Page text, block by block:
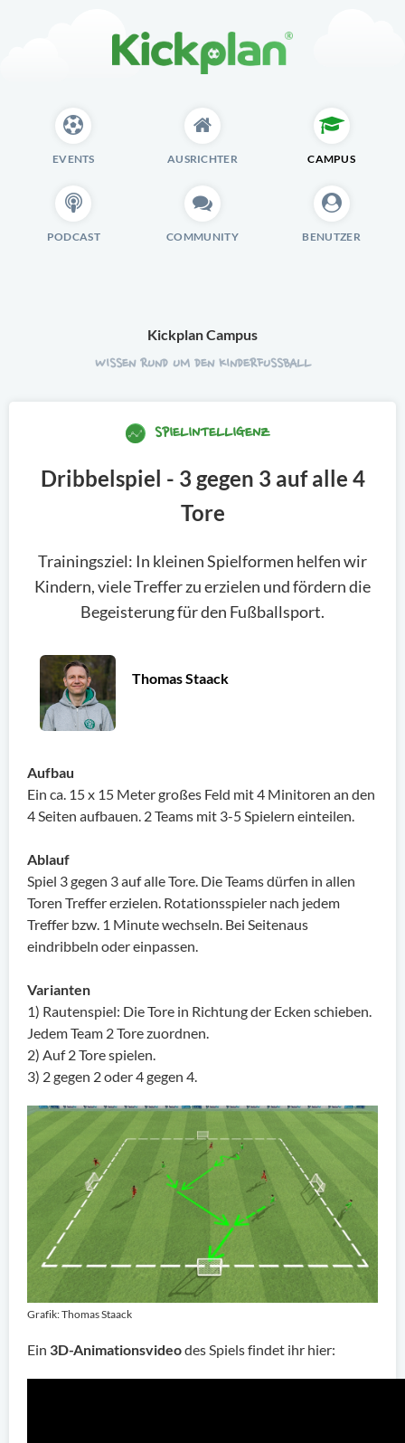
EVENTS AUSRICHTER CAMPUS
PODCAST COMMUNITY BENUTZER
Kickplan Campus
WISSEN RUND UM DEN KINDERFUSSBALL
SPIELINTELLIGENZ
Dribbelspiel - 3 gegen 3 auf alle 4
Tore
Trainingsziel: In kleinen Spielformen helfen wir
Kindern, viele Treffer zu erzielen und fördern die
Begeisterung für den Fußballsport.
Thomas Staack
Aufbau
Ein ca. 15 x 15 Meter großes Feld mit 4 Minitoren an den
4 Seiten aufbauen. 2 Teams mit 3-5 Spielern einteilen.
Ablauf
Spiel 3 gegen 3 auf alle Tore. Die Teams dürfen in allen
Toren Treffer erzielen. Rotationsspieler nach jedem
Treffer bzw. 1 Minute wechseln. Bei Seitenaus
eindribbeln oder einpassen.
Varianten
1) Rautenspiel: Die Tore in Richtung der Ecken schieben.
Jedem Team 2 Tore zuordnen.
2) Auf 2 Tore spielen.
3) 2 gegen 2 oder 4 gegen 4.
Grafik: Thomas Staack
Ein 3D-Animationsvideodes Spiels findet ihr hier: